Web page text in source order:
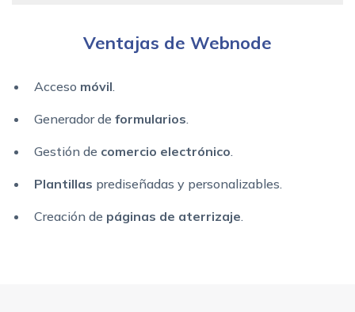
Ventajas de Webnode
Acceso móvil
Generador de formularios
Gestión de comercio electrónico
Plantillas prediseñadas y personalizables.
Creación de páginas de aterrizaje